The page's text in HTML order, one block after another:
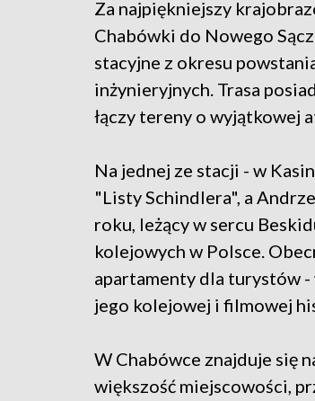
Za najpiękniejszy
Chabówki do Nowego
stacyjne z okresu
inżynieryjnych. Trasa
łączy tereny o wyjątkowej
Na jednej ze stacji - w
"Listy Schindlera", a
roku, leżący w sercu
kolejowych w Polsce.
apartamenty dla turystów
jego kolejowej i filmowej
W Chabówce znajduje się
większość miejscowości,